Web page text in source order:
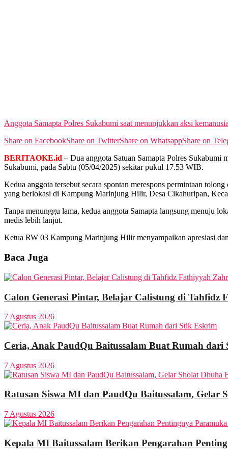
Anggota Samapta Polres Sukabumi saat menunjukkan aksi
Share on FacebookShare on TwitterShare on WhatsappShare on
BERITAOKE.id–Dua anggota Satuan Samapta Polres Sukabumi
Sukabumi, pada Sabtu (05/04/2025) sekitar pukul 17.53 WIB.
Kedua anggota tersebut secara spontan merespons permintaan
yang berlokasi di Kampung Marinjung Hilir, Desa Cikahuripan,
Tanpa menunggu lama, kedua anggota Samapta langsung menuju
medis lebih lanjut.
Ketua RW 03 Kampung Marinjung Hilir menyampaikan apresiasi
Baca Juga
Calon Generasi Pintar, Belajar Calistung di Tahfidz
7 Agustus 2026
Ceria, Anak PaudQu Baitussalam Buat Rumah dari
7 Agustus 2026
Ratusan Siswa MI dan PaudQu Baitussalam, Gelar
7 Agustus 2026
Kepala MI Baitussalam Berikan Pengarahan